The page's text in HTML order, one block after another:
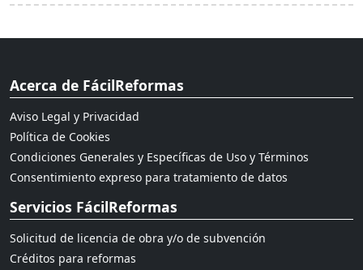
Acerca de FácilReformas
Aviso Legal y Privacidad
Política de Cookies
Condiciones Generales y Específicas de Uso y Términos
Consentimiento expreso para tratamiento de datos
Servicios FácilReformas
Solicitud de licencia de obra y/o de subvención
Créditos para reformas